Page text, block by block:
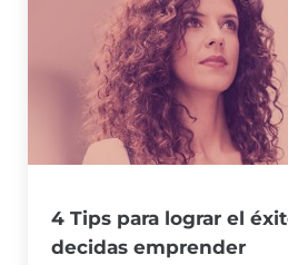
4 Tips para lograr el
decidas emprender